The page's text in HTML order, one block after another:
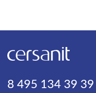
8 495 134 39 39